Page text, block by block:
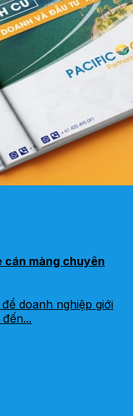
cán màng chuyên
doanh nghiệp giới